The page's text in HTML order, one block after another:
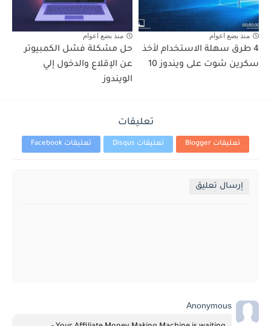
منذ بضع اعوام
4 طرق سهلة الاستخدام لأخذ
سكرين شوت على ويندوز 10
منذ بضع اعوام
حل مشكلة فشل الكمبيوتر
عن الإقلاع والدخول إلي
الويندوز
تعليقات
تعليقات Blogger تعليقات Disqus تعليقات Facebook
إرسال تعليق
Anonymous